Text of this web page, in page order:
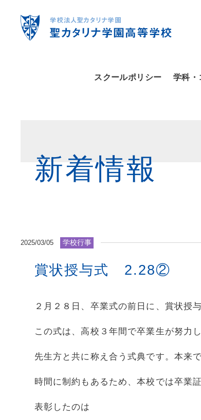
スクールポリシー 学科・
新着情報
2025/03/05 学校行事
賞状授与式 2.28②
２月２８日、卒業式の前日に、賞状授
この式は、高校３年間で卒業生が努力
先生方と共に称え合う式典です。本来
時間に制約もあるため、本校では卒業
表彰したのは